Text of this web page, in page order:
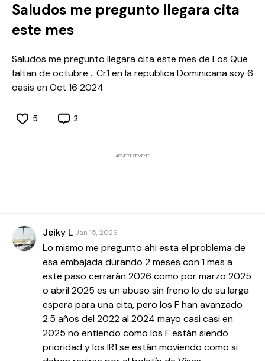
Saludos me pregunto llegara cita
este mes
Saludos me pregunto llegara cita este mes de Los Que
faltan de octubre .. Cr1 en la republica Dominicana soy 6
oasis en Oct 16 2024
5 2
ADVERTISEMENT
Jeiky L Jan 15, 2026
Lo mismo me pregunto ahi esta el problema de
esa embajada durando 2 meses con 1 mes a
este paso cerrarán 2026 como por marzo 2025
o abril 2025 es un abuso sin freno lo de su larga
espera para una cita, pero los F han avanzado
2.5 años del 2022 al 2024 mayo casi casi en
2025 no entiendo como los F están siendo
prioridad y los IR1 se están moviendo como si